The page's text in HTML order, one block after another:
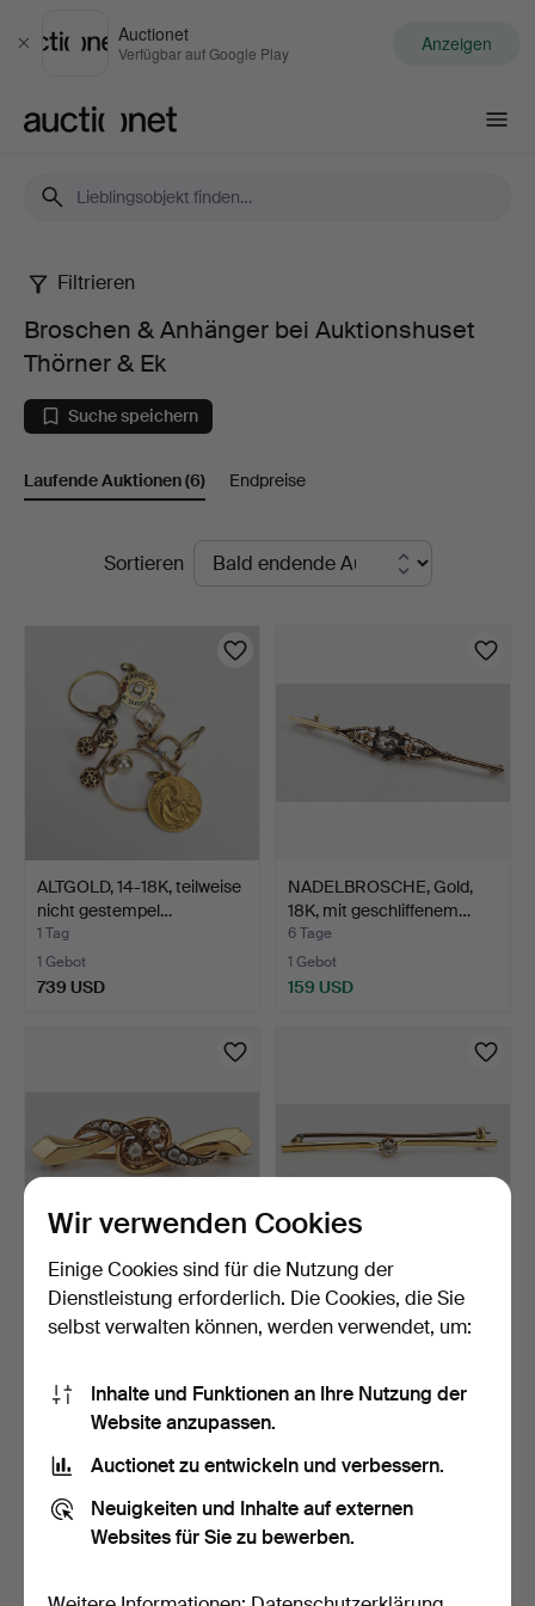
Schließen
Auctionet
Verfügbar auf Google Play Anzeigen
Broschen
&
Anhänger
bei
Thörner
Filtrieren
Broschen & Anhänger bei Auktionshuset
Thörner & Ek
Suche speichern
Laufende Auktionen(6) Endpreise
LaufendeSortieren
ALTGOLD, 14-18K, teilweise
nicht gestempel…
1 Tag
1 Gebot
739 USD
NADELBROSCHE, Gold,
18K, mit geschliffenem…
6 Tage
1 Gebot
159 USD
BROSCHE, Gold, 18K, mit
Perlen, vermutlich…
6 Tage
222 USD
BROSCHE, Gold, 18K, mit
geschliffenem Stei…
6 Tage
148 USD
Wir verwenden Cookies
Einige Cookies sind für die Nutzung der
Dienstleistung erforderlich. Die Cookies, die Sie
selbst verwalten können, werden verwendet, um:
Inhalte und Funktionen an Ihre Nutzung der
Website anzupassen.
Auctionet zu entwickeln und verbessern.
Neuigkeiten und Inhalte auf externen
Websites für Sie zu bewerben.